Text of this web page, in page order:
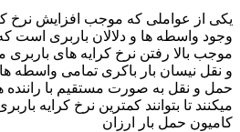
یکی از عواملی که موجب افزایش نرخ
وجود واسطه ها و دلالان باربری است
موجب بالا رفتن نرخ کرایه های
و نقل نیسان بار باکری تمامی واسطه
حمل و نقل به صورت مستقیم با راننده
میکنند تا بتوانند کمترین نرخ کرایه
کامیون حمل بار ارزان